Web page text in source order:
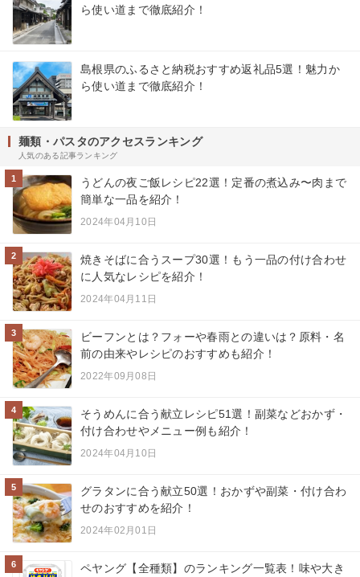
ら使い道まで徹底紹介！
島根県のふるさと納税おすすめ返礼品5選！魅力か
ら使い道まで徹底紹介！
麺類・パスタのアクセスランキング
人気のある記事ランキング
1
うどんの夜ご飯レシピ22選！定番の煮込み〜肉まで
簡単な一品を紹介！
2024年04月10日
2
焼きそばに合うスープ30選！もう一品の付け合わせ
に人気なレシピを紹介！
2024年04月11日
3
ビーフンとは？フォーや春雨との違いは？原料・名
前の由来やレシピのおすすめも紹介！
2022年09月08日
4
そうめんに合う献立レシピ51選！副菜などおかず・
付け合わせやメニュー例も紹介！
2024年04月10日
5
グラタンに合う献立50選！おかずや副菜・付け合わ
せのおすすめを紹介！
2024年02月01日
6
ペヤング【全種類】のランキング一覧表！味や大き